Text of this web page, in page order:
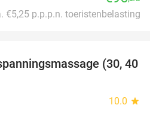
€5,25 p.p.p.n. toeristenbelasting
60%
(30, 40
10.0 star